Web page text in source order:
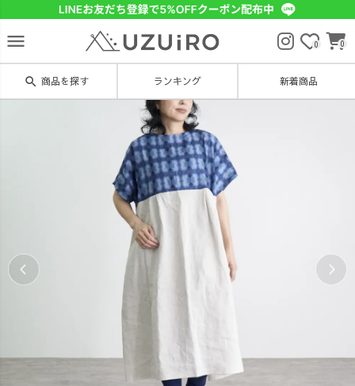
menu 0 0
search 商品を探す ランキング 新着商品